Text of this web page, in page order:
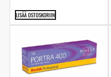
LISÄÄ OSTOSKORIIN